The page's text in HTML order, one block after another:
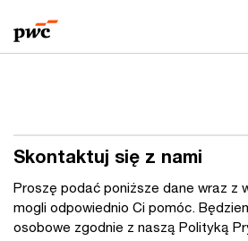
do
treści
do
stopki
Skontaktuj się z nami
Proszę podać poniższe dane wraz z
mogli odpowiednio Ci pomóc.
osobowe zgodnie z naszą Polityką